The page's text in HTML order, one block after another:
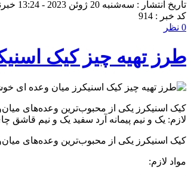
تاریخ انتشار : سه‌شنبه 20 ژوئن 2023 - 13:24
کد خبر : 914
0 نظر
طرز تهیه چیز کیک
کیک اسنیکرز یکی از محبوب‌ترین وعده‌های
لازم: یک و نیم پیمانه آرد سفید یک و نیم
کیک اسنیکرز یکی از محبوب‌ترین وعده‌های
مواد لازم: